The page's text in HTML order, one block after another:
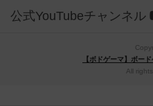
公式YouTubeチャンネル
【ボドゲーマ】ボー
All